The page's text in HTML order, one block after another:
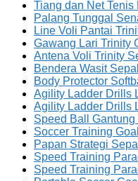
Tiang dan Net Tenis
Palang Tunggal
Line Voli Pantai
Gawang Lari Trinity
Antena Voli Trinity
Bendera Wasit
Body Protector
Agility Ladder Drills
Agility Ladder Drills
Speed Ball
Soccer Training
Papan Strategi
Speed Training
Speed Training